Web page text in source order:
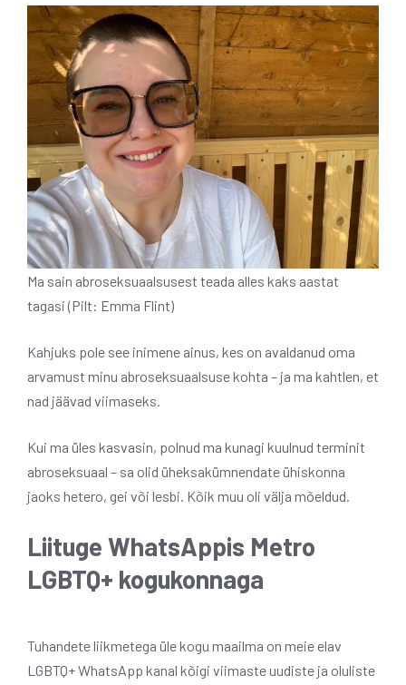
Ma sain abroseksuaalsusest teada alles kaks aastat
tagasi (Pilt: Emma Flint)
Kahjuks pole see inimene ainus, kes on avaldanud oma
arvamust minu abroseksuaalsuse kohta – ja ma kahtlen, et
nad jäävad viimaseks.
Kui ma üles kasvasin, polnud ma kunagi kuulnud terminit
abroseksuaal – sa olid üheksakümnendate ühiskonna
jaoks hetero, gei või lesbi. Kõik muu oli välja mõeldud.
Liituge WhatsAppis Metro
LGBTQ+ kogukonnaga
Tuhandete liikmetega üle kogu maailma on meie elav
LGBTQ+ WhatsApp kanal kõigi viimaste uudiste ja oluliste